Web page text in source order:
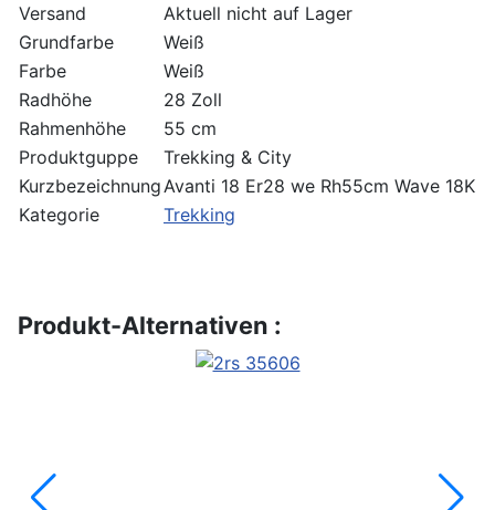
Versand
Aktuell nicht auf Lager
Grundfarbe
Weiß
Farbe
Weiß
Radhöhe
28 Zoll
Rahmenhöhe
55 cm
Produktguppe
Trekking & City
Kurzbezeichnung Avanti 18 Er28 we Rh55cm Wave 18K
Kategorie
Trekking
Produkt-Alternativen :